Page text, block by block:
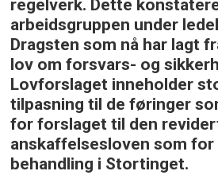
regelverk. Dette
arbeidsgruppen under
Dragsten som nå har lagt
lov om forsvars- og
Lovforslaget inneholder
tilpasning til de føringer
for forslaget til den
anskaffelsesloven som
behandling i Stortinget.